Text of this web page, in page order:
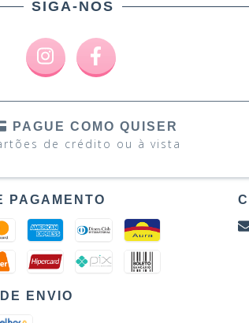
SIGA-NOS
PAGUE COMO QUISER
de crédito ou à vista
PAGAMENTO
ENVIO